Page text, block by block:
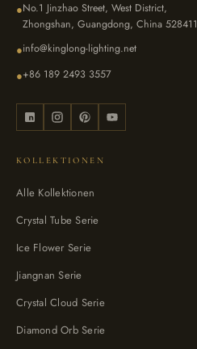
●No.1 Jinzhao Street, West District,
Zhongshan, Guangdong, China 528411
●info@kinglong-lighting.net
●+86 189 2493 3557
KOLLEKTIONEN
Alle Kollektionen
Crystal Tube Serie
Ice Flower Serie
Jiangnan Serie
Crystal Cloud Serie
Diamond Orb Serie